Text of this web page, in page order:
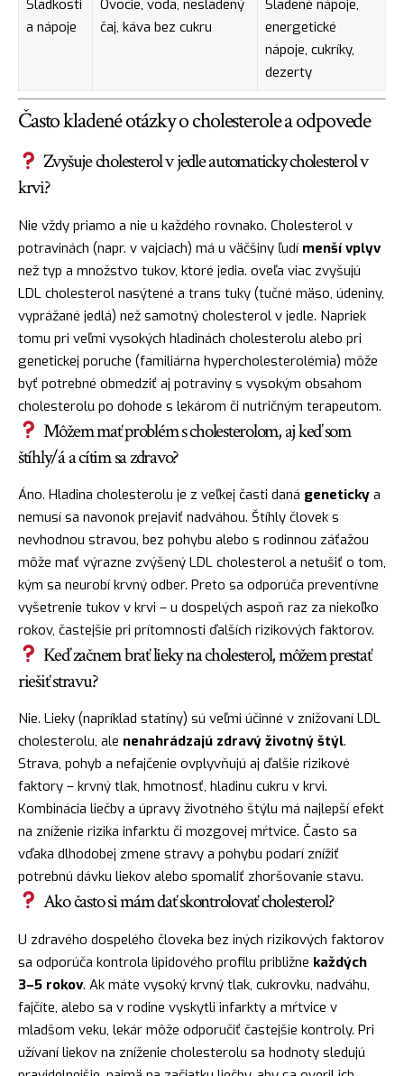
Sladkosti
a nápoje
Ovocie, voda, nesladený
čaj, káva bez cukru
Sladené nápoje,
energetické
nápoje, cukríky,
dezerty
Často kladené otázky o cholesterole a odpovede
Zvyšuje cholesterol v jedle automaticky cholesterol v
krvi?
Nie vždy priamo a nie u každého rovnako. Cholesterol v
potravinách (napr. v vajciach) má u väčšiny ľudí menší vplyv
než typ a množstvo tukov, ktoré jedia. oveľa viac zvyšujú
LDL cholesterol nasýtené a trans tuky (tučné mäso, údeniny,
vyprážané jedlá) než samotný cholesterol v jedle. Napriek
tomu pri veľmi vysokých hladinách cholesterolu alebo pri
genetickej poruche (familiárna hypercholesterolémia) môže
byť potrebné obmedziť aj potraviny s vysokým obsahom
cholesterolu po dohode s lekárom či nutričným terapeutom.
Môžem mať problém s cholesterolom, aj keď som
štíhly/á a cítim sa zdravo?
Áno. Hladina cholesterolu je z veľkej časti daná geneticky a
nemusí sa navonok prejaviť nadváhou. Štíhly človek s
nevhodnou stravou, bez pohybu alebo s rodinnou záťažou
môže mať výrazne zvýšený LDL cholesterol a netušiť o tom,
kým sa neurobí krvný odber. Preto sa odporúča preventívne
vyšetrenie tukov v krvi – u dospelých aspoň raz za niekoľko
rokov, častejšie pri prítomnosti ďalších rizikových faktorov.
Keď začnem brať lieky na cholesterol, môžem prestať
riešiť stravu?
Nie. Lieky (napríklad statíny) sú veľmi účinné v znižovaní LDL
cholesterolu, ale nenahrádzajú zdravý životný štýl.
Strava, pohyb a nefajčenie ovplyvňujú aj ďalšie rizikové
faktory – krvný tlak, hmotnosť, hladinu cukru v krvi.
Kombinácia liečby a úpravy životného štýlu má najlepší efekt
na zníženie rizika infarktu či mozgovej mŕtvice. Často sa
vďaka dlhodobej zmene stravy a pohybu podarí znížiť
potrebnú dávku liekov alebo spomaliť zhoršovanie stavu.
Ako často si mám dať skontrolovať cholesterol?
U zdravého dospelého človeka bez iných rizikových faktorov
sa odporúča kontrola lipidového profilu približne každých
3–5 rokov. Ak máte vysoký krvný tlak, cukrovku, nadváhu,
fajčíte, alebo sa v rodine vyskytli infarkty a mŕtvice v
mladšom veku, lekár môže odporučiť častejšie kontroly. Pri
užívaní liekov na zníženie cholesterolu sa hodnoty sledujú